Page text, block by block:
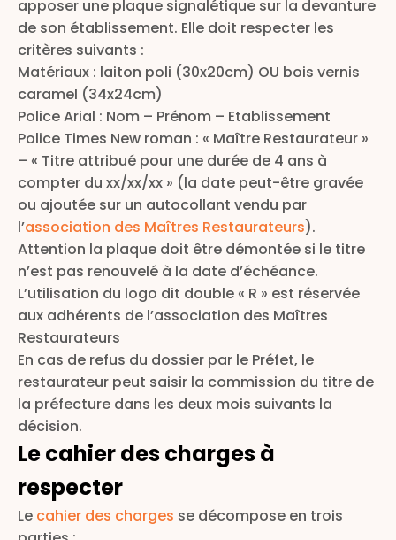
apposer une plaque signalétique sur la devanture
de son établissement. Elle doit respecter les
critères suivants :
Matériaux : laiton poli (30x20cm) OU bois vernis
caramel (34x24cm)
Police Arial : Nom – Prénom – Etablissement
Police Times New roman : « Maître Restaurateur »
– « Titre attribué pour une durée de 4 ans à
compter du xx/xx/xx » (la date peut-être gravée
ou ajoutée sur un autocollant vendu par
l’association des Maîtres Restaurateurs).
Attention la plaque doit être démontée si le titre
n’est pas renouvelé à la date d’échéance.
L’utilisation du logo dit double « R » est réservée
aux adhérents de l’association des Maîtres
Restaurateurs
En cas de refus du dossier par le Préfet, le
restaurateur peut saisir la commission du titre de
la préfecture dans les deux mois suivants la
décision.
Le cahier des charges à
respecter
Le cahier des charges se décompose en trois